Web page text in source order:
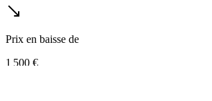
Prix en baisse de
1 500 €